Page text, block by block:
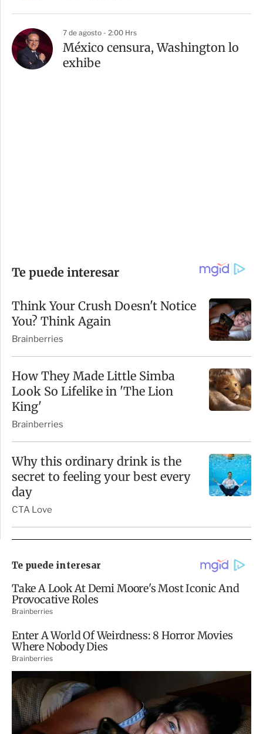
7 de agosto - 2:00 Hrs
México censura, Washington lo
exhibe